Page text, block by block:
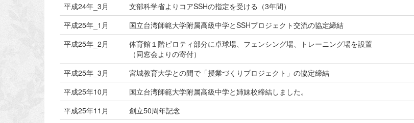
平成24年_3月
文部科学省よりコアSSHの指定を受ける（3年間）
平成25年_1月
国立台湾師範大学附属高級中学とSSHプロジェクト交流の協定締結
平成25年_2月
体育館１階ピロティ部分に卓球場、フェンシング場、トレーニング場を設置
（同窓会よりの寄付）
平成25年_3月
宮城教育大学との間で「授業づくりプロジェクト」の協定締結
平成25年10月
国立台湾師範大学附属高級中学と姉妹校締結しました。
平成25年11月
創立50周年記念